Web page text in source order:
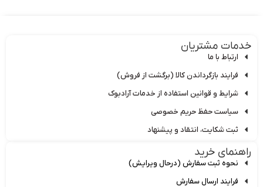
مشتریان
ارتباط با ما
فرایند بازگرداندن کالا (برگشت از فروش)
شرایط و قوانین استفاده از خدمات آرادبوک
سیاست حفظ حریم خصوصی
ثبت شکایت، انتقاد و پیشنهاد
خرید
نحوه ثبت سفارش (درحال ویرایش)
فرایند ارسال سفارش